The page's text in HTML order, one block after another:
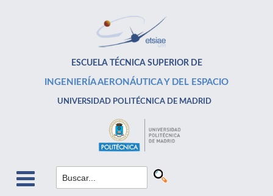
ESCUELA TÉCNICA SUPERIOR DE
INGENIERÍA AERONÁUTICA Y DEL ESPACIO
UNIVERSIDAD POLITÉCNICA DE MADRID